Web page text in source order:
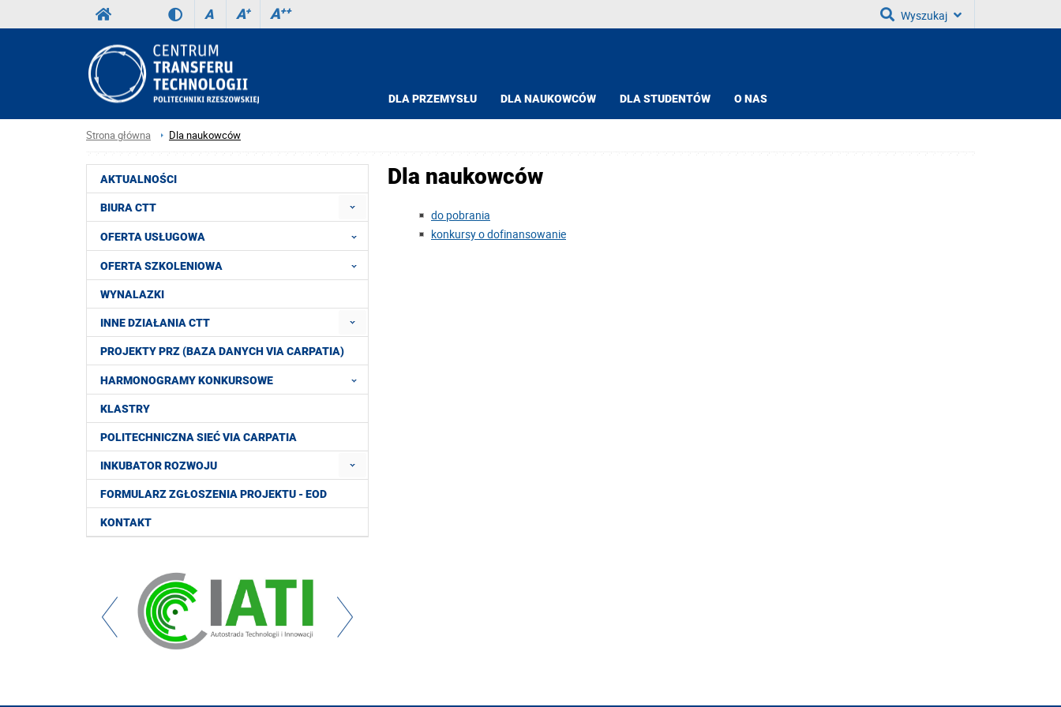
A A+ A++ Wyszukaj
DLA PRZEMYSŁU DLA NAUKOWCÓW DLA STUDENTÓW O NAS
Strona główna Dla naukowców
AKTUALNOŚCI
BIURA CTT
OFERTA USŁUGOWA
OFERTA SZKOLENIOWA
WYNALAZKI
INNE DZIAŁANIA CTT
PROJEKTY PRZ (BAZA DANYCH VIA CARPATIA)
HARMONOGRAMY KONKURSOWE
KLASTRY
POLITECHNICZNA SIEĆ VIA CARPATIA
INKUBATOR ROZWOJU
FORMULARZ ZGŁOSZENIA PROJEKTU - EOD
KONTAKT
Dla naukowców
do pobrania
konkursy o dofinansowanie